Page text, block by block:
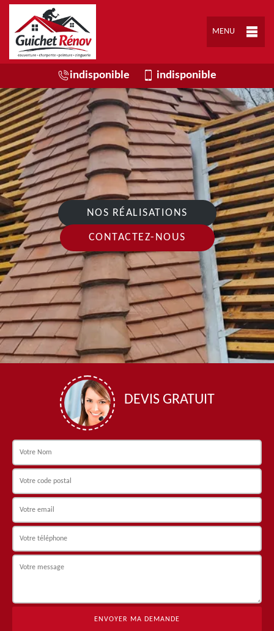
MENU
indisponible indisponible
NOS RÉALISATIONS
CONTACTEZ-NOUS
DEVIS GRATUIT